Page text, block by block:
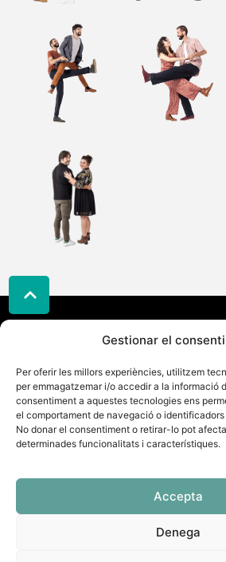
Gestionar el
Per oferir les millors experiències, utilitzem
per emmagatzemar i/o accedir a la informació
consentiment a aquestes tecnologies ens
el comportament de navegació o
No donar el consentiment o retirar-lo pot
determinades funcionalitats i característiques.
Accepta
Denega
Gaudeix
del
Swing
amb
Adreça
Galileu
33,
08224
Terrassa